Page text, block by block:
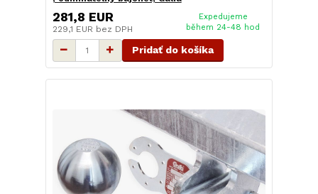
281,8 EUR
229,1 EUR bez DPH
Expedujeme
během 24-48 hod
Pridať do košíka